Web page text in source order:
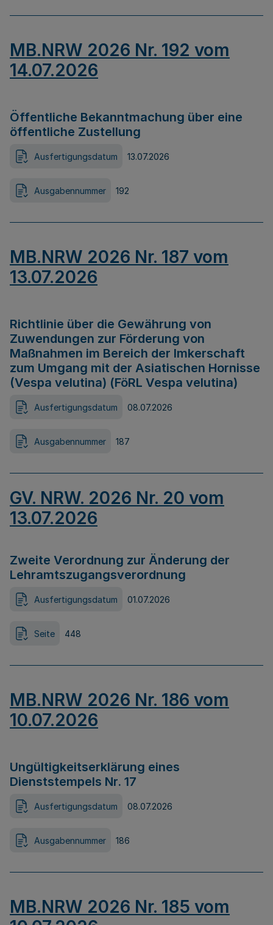
MB.NRW 2026 Nr. 192 vom
14.07.2026
Öffentliche Bekanntmachung über eine
öffentliche Zustellung
Ausfertigungsdatum 13.07.2026
Ausgabennummer 192
MB.NRW 2026 Nr. 187 vom
13.07.2026
Richtlinie über die Gewährung von
Zuwendungen zur Förderung von
Maßnahmen im Bereich der Imkerschaft
zum Umgang mit der Asiatischen Hornisse
(Vespa velutina) (FöRL Vespa velutina)
Ausfertigungsdatum 08.07.2026
Ausgabennummer 187
GV. NRW. 2026 Nr. 20 vom
13.07.2026
Zweite Verordnung zur Änderung der
Lehramtszugangsverordnung
Ausfertigungsdatum 01.07.2026
Seite 448
MB.NRW 2026 Nr. 186 vom
10.07.2026
Ungültigkeitserklärung eines
Dienststempels Nr. 17
Ausfertigungsdatum 08.07.2026
Ausgabennummer 186
MB.NRW 2026 Nr. 185 vom